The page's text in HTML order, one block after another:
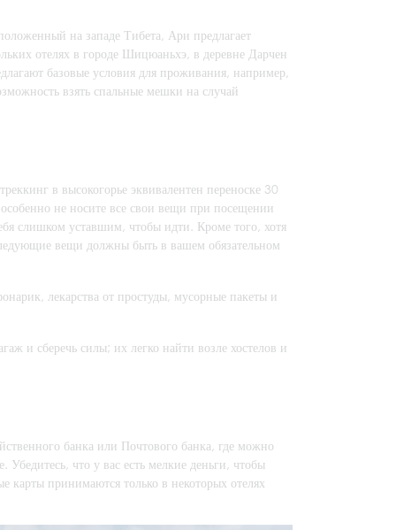
на западе Тибета, Ари предлагает
отелях в городе Шицюаньхэ, в деревне Дарчен
базовые условия для проживания, например,
взять спальные мешки на случай
в высокогорье эквивалентен переноске 30
не носите все свои вещи при посещении
слишком уставшим, чтобы идти. Кроме того, хотя
вещи должны быть в вашем обязательном
лекарства от простуды, мусорные пакеты и
и сберечь силы; их легко найти возле хостелов и
банка или Почтового банка, где можно
Убедитесь, что у вас есть мелкие деньги, чтобы
принимаются только в некоторых отелях